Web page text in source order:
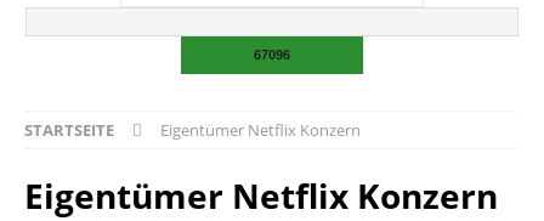
STARTSEITE Eigentümer Netflix Konzern
Eigentümer Netflix Konzern